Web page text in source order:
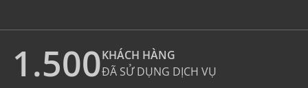
1.500KHÁCH HÀNG
ĐÃ SỬ DỤNG DỊCH VỤ